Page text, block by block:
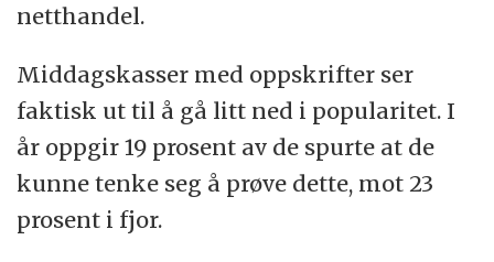
netthandel.
Middagskasser med oppskrifter ser
faktisk ut til å gå litt ned i popularitet. I
år oppgir 19 prosent av de spurte at de
kunne tenke seg å prøve dette, mot 23
prosent i fjor.